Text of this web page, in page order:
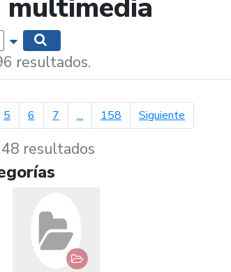
multimedia
Mostrar opciones de búsqueda
resultados.
5 6 7 ... 158 Siguiente
resultados